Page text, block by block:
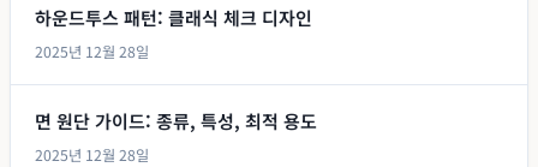
하운드투스 패턴: 클래식 체크 디자인
2025년 12월 28일
면 원단 가이드: 종류, 특성, 최적 용도
2025년 12월 28일